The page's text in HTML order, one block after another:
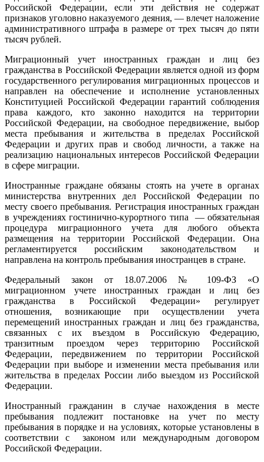
Российской Федерации, если эти действия не содержат
признаков уголовно наказуемого деяния, — влечет наложение
административного штрафа в размере от трех тысяч до пяти
тысяч рублей.
Миграционный учет иностранных граждан и лиц без
гражданства в Российской Федерации является одной из форм
государственного регулирования миграционных процессов и
направлен на обеспечение и исполнение установленных
Конституцией Российской Федерации гарантий соблюдения
права каждого, кто законно находится на территории
Российской Федерации, на свободное передвижение, выбор
места пребывания и жительства в пределах Российской
Федерации и других прав и свобод личности, а также на
реализацию национальных интересов Российской Федерации
в сфере миграции.
Иностранные граждане обязаны стоять на учете в органах
министерства внутренних дел Российской Федерации по
месту своего пребывания. Регистрация иностранных граждан
в учреждениях гостинично-курортного типа — обязательная
процедура миграционного учета для любого объекта
размещения на территории Российской Федерации. Она
регламентируется российским законодательством и
направлена на контроль пребывания иностранцев в стране.
Федеральный закон от 18.07.2006 № 109-ФЗ «О
миграционном учете иностранных граждан и лиц без
гражданства в Российской Федерации» регулирует
отношения, возникающие при осуществлении учета
перемещений иностранных граждан и лиц без гражданства,
связанных с их въездом в Российскую Федерацию,
транзитным проездом через территорию Российской
Федерации, передвижением по территории Российской
Федерации при выборе и изменении места пребывания или
жительства в пределах России либо выездом из Российской
Федерации.
Иностранный гражданин в случае нахождения в месте
пребывания подлежит постановке на учет по месту
пребывания в порядке и на условиях, которые установлены в
соответствии с законом или международным договором
Российской Федерации.